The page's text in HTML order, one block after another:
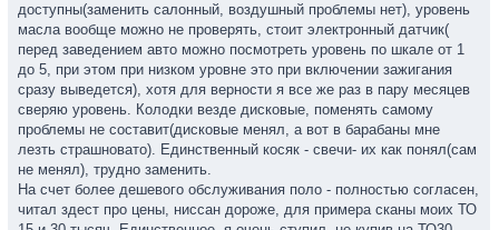
доступны(заменить салонный, воздушный проблемы нет), уровень
масла вообще можно не проверять, стоит электронный датчик(
перед заведением авто можно посмотреть уровень по шкале от 1
до 5, при этом при низком уровне это при включении зажигания
сразу выведется), хотя для верности я все же раз в пару месяцев
сверяю уровень. Колодки везде дисковые, поменять самому
проблемы не составит(дисковые менял, а вот в барабаны мне
лезть страшновато). Единственный косяк - свечи- их как понял(сам
не менял), трудно заменить.
На счет более дешевого обслуживания поло - полностью согласен,
читал здест про цены, ниссан дороже, для примера сканы моих ТО